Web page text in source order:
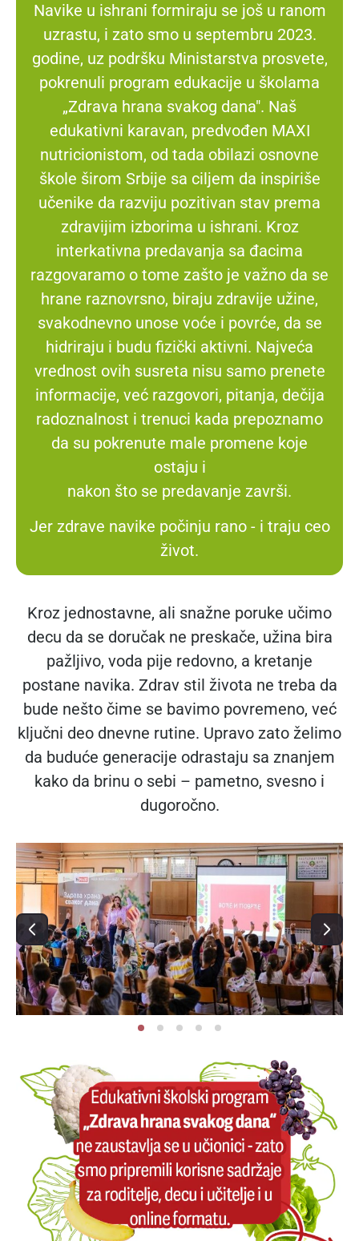
Navike u ishrani formiraju se još u ranom
uzrastu, i zato smo u septembru 2023.
godine, uz podršku Ministarstva prosvete,
pokrenuli program edukacije u školama
„Zdrava hrana svakog dana". Naš
edukativni karavan, predvođen MAXI
nutricionistom, od tada obilazi osnovne
škole širom Srbije sa ciljem da inspiriše
učenike da razviju pozitivan stav prema
zdravijim izborima u ishrani. Kroz
interkativna predavanja sa đacima
razgovaramo o tome zašto je važno da se
hrane raznovrsno, biraju zdravije užine,
svakodnevno unose voće i povrće, da se
hidriraju i budu fizički aktivni. Najveća
vrednost ovih susreta nisu samo prenete
informacije, već razgovori, pitanja, dečija
radoznalnost i trenuci kada prepoznamo
da su pokrenute male promene koje
ostaju i
nakon što se predavanje završi.
Jer zdrave navike počinju rano - i traju ceo
život.
Kroz jednostavne, ali snažne poruke učimo
decu da se doručak ne preskače, užina bira
pažljivo, voda pije redovno, a kretanje
postane navika. Zdrav stil života ne treba da
bude nešto čime se bavimo povremeno, već
ključni deo dnevne rutine. Upravo zato želimo
da buduće generacije odrastaju sa znanjem
kako da brinu o sebi – pametno, svesno i
dugoročno.